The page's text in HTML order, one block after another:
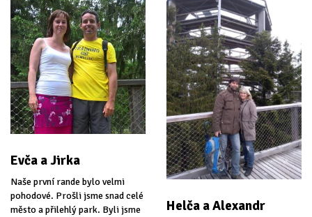
Evča a Jirka
Naše první rande bylo velmi
pohodové. Prošli jsme snad celé
město a přilehlý park. Byli jsme
Helča a Alexandr